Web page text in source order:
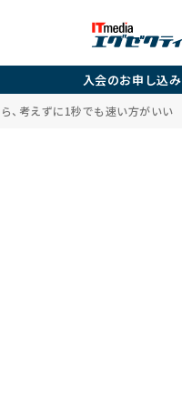
入会のお申し込み
、考えずに1秒でも速い方がいい